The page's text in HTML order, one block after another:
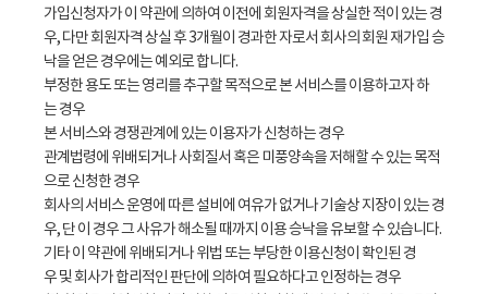
가입신청자가 이 약관에 의하여 이전에 회원자격을 상실한 적이 있는 경
우, 다만 회원자격 상실 후 3개월이 경과한 자로서 회사의 회원 재가입 승
낙을 얻은 경우에는 예외로 합니다.
부정한 용도 또는 영리를 추구할 목적으로 본 서비스를 이용하고자 하
는 경우
본 서비스와 경쟁관계에 있는 이용자가 신청하는 경우
관계법령에 위배되거나 사회질서 혹은 미풍양속을 저해할 수 있는 목적
으로 신청한 경우
회사의 서비스 운영에 따른 설비에 여유가 없거나 기술상 지장이 있는 경
우, 단 이 경우 그 사유가 해소될 때까지 이용 승낙을 유보할 수 있습니다.
기타 이 약관에 위배되거나 위법 또는 부당한 이용신청이 확인된 경
우 및 회사가 합리적인 판단에 의하여 필요하다고 인정하는 경우